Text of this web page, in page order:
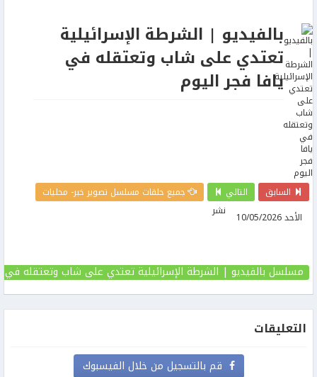
بالفيديو | الشرطة الإسرائيلية
تعتدي على شاب وتعتقله في
يافا فجر اليوم
السابق التالي
جميع حلقات مسلسل تصوير خبر- محليات
نشر
الأحد 10/05/2026
مسلسل بالفيديو | الشرطة الإسرائيلية تعتدي على شاب وتعتقله في
التعليقات
قم بالتسجيل من خلال الفيسبوك